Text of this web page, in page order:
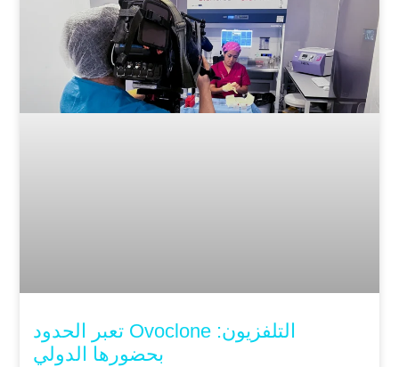
التلفزيون: Ovoclone تعبر الحدود
بحضورها الدولي